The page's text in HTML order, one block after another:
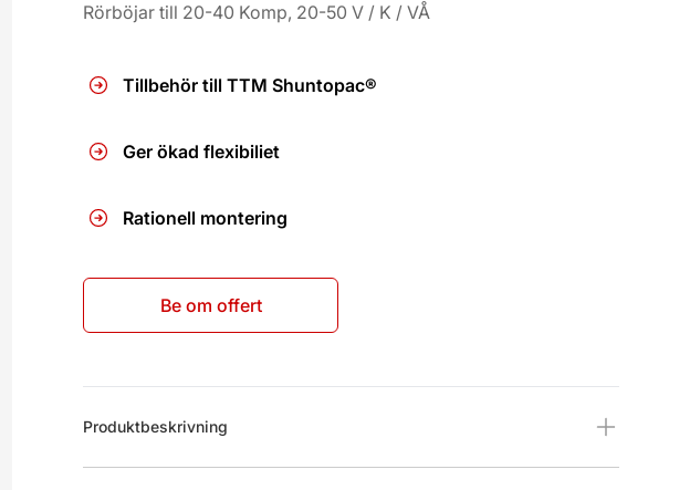
Rörböjar till 20-40 Komp, 20-50 V / K / VÅ
Tillbehör till TTM Shuntopac®
Ger ökad flexibiliet
Rationell montering
Be om offert
Produktbeskrivning